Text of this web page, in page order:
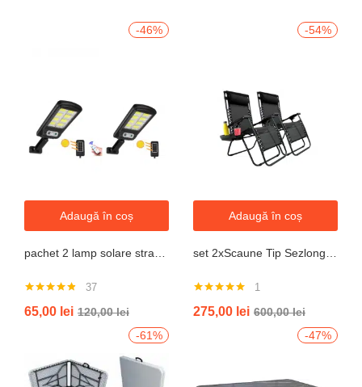
-46%
Adaugă în coș
4.76din 5
37
65,00 lei 120,00lei
-54%
Adaugă în coș
5.00din 5
1
275,00 lei 600,00lei
-61%
-47%